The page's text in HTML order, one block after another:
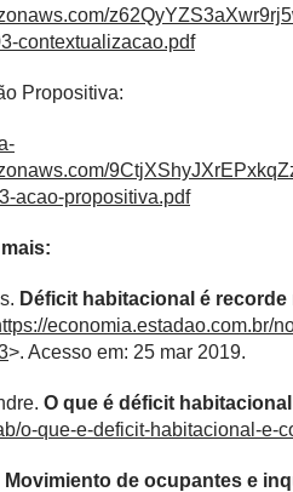
contextualizacao.pdf
Propositiva:
acao-propositiva.pdf
Déficit habitacional é recorde
economia.estadao.com.br/
>. Acesso em: 25 mar 2019.
O que é déficit
o-que-e-deficit-habitacional-e-
Movimiento de ocupantes e